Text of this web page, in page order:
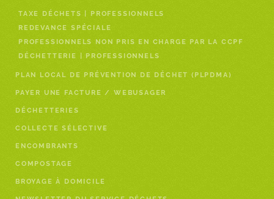
TAXE DÉCHETS | PROFESSIONNELS
REDEVANCE SPÉCIALE
PROFESSIONNELS NON PRIS EN CHARGE PAR LA CCPF
DÉCHETTERIE | PROFESSIONNELS
PLAN LOCAL DE PRÉVENTION DE DÉCHET (PLPDMA)
PAYER UNE FACTURE / WEBUSAGER
DÉCHETTERIES
COLLECTE SÉLECTIVE
ENCOMBRANTS
COMPOSTAGE
BROYAGE À DOMICILE